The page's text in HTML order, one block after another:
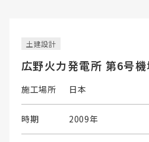
土建設計
広野火力発電所 第6号
施工場所 日本
時期 2009年